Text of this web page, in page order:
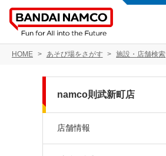
HOME あそび場をさがす 施設・店舗検索
namco則武新町店
店舗情報